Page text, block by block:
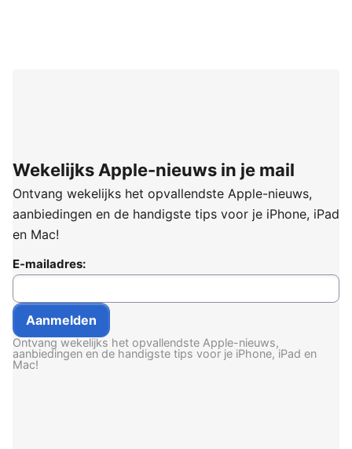
Wekelijks Apple-nieuws in je mail
Ontvang wekelijks het opvallendste Apple-nieuws,
aanbiedingen en de handigste tips voor je iPhone, iPad
en Mac!
E-mailadres:
Ontvang wekelijks het opvallendste Apple-nieuws,
aanbiedingen en de handigste tips voor je iPhone, iPad en
Mac!